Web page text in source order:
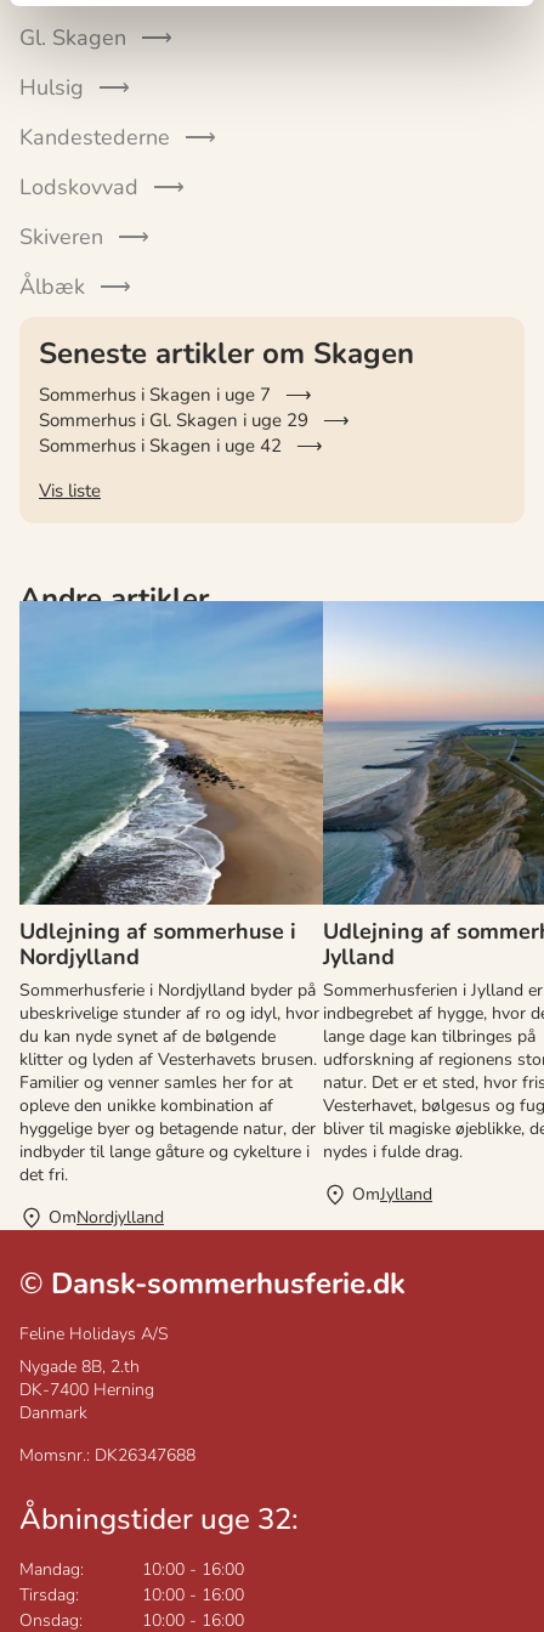
Gl. Skagen
Hulsig
Kandestederne
Lodskovvad
Skiveren
Ålbæk
Seneste artikler om Skagen
Sommerhus i Skagen i uge 7
Sommerhus i Gl. Skagen i uge 29
Sommerhus i Skagen i uge 42
Vis liste
Andre artikler
Udlejning af sommerhuse i
Nordjylland
Sommerhusferie i Nordjylland byder på
ubeskrivelige stunder af ro og idyl, hvor
du kan nyde synet af de bølgende
klitter og lyden af Vesterhavets brusen.
Familier og venner samles her for at
opleve den unikke kombination af
hyggelige byer og betagende natur, der
indbyder til lange gåture og cykelture i
det fri.
OmNordjylland
Udlejning af
Jylland
Sommerhusferien i Jylland er
indbegrebet af hygge, hvor
lange dage kan tilbringes på
udforskning af regionens
natur. Det er et sted, hvor
Vesterhavet, bølgesus og
bliver til magiske øjeblikke,
nydes i fulde drag.
OmJylland
© Dansk-sommerhusferie.dk
Feline Holidays A/S
Nygade 8B, 2.th
DK-7400 Herning
Danmark
Momsnr.: DK26347688
Åbningstider uge 32:
Mandag: 10:00 - 16:00
Tirsdag:
10:00 - 16:00
Onsdag:
10:00 - 16:00